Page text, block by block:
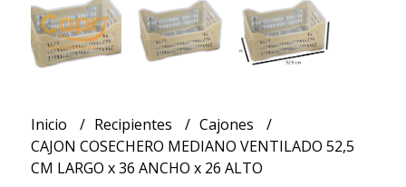
Inicio Recipientes
Cajones
CAJON COSECHERO MEDIANO VENTILADO 52,5
CM LARGO x 36 ANCHO x 26 ALTO